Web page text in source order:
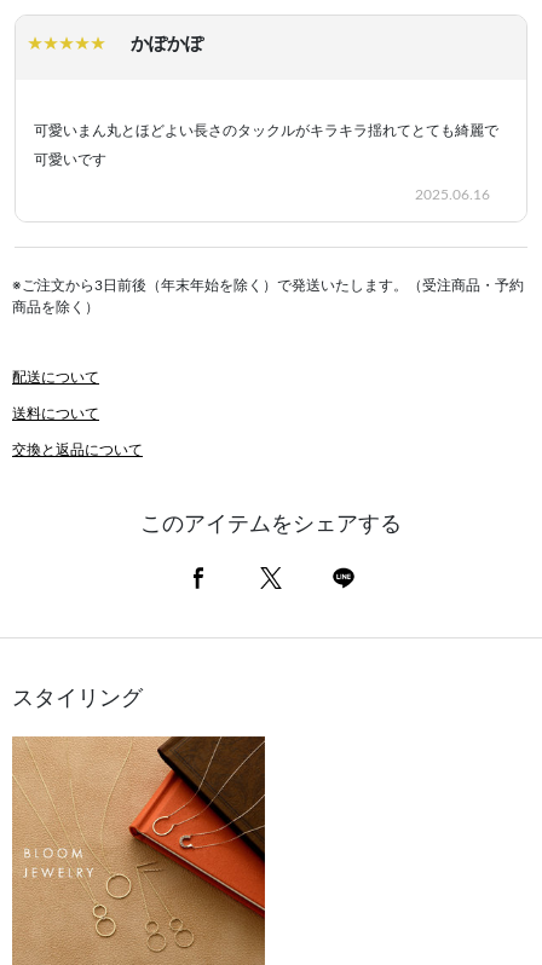
かぽかぽ
可愛いまん丸とほどよい長さのタックルがキラキラ揺れてとても綺麗で
可愛いです
2025.06.16
※ご注文から3日前後（年末年始を除く）で発送いたします。（受注商品・予約
商品を除く）
配送について
送料について
交換と返品について
このアイテムをシェアする
スタイリング